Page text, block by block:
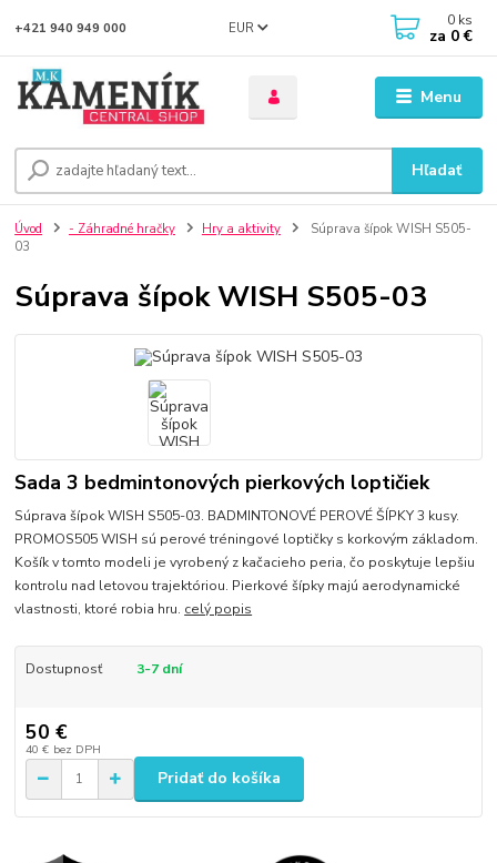
Menu
EUR
Hľadať
+421 940 949 000 0 ks
za 0 €
Úvod - Záhradné hračky Hry a aktivity
Súprava šípok WISH S505-
03
Súprava šípok WISH S505-03
Sada 3 bedmintonových pierkových loptičiek
Súprava šípok WISH S505-03. BADMINTONOVÉ PEROVÉ ŠÍPKY 3 kusy.
PROMOS505 WISH sú perové tréningové loptičky s korkovým základom.
Košík v tomto modeli je vyrobený z kačacieho peria, čo poskytuje lepšiu
kontrolu nad letovou trajektóriou. Pierkové šípky majú aerodynamické
vlastnosti, ktoré robia hru. celý popis
Dostupnosť 3-7 dní
50 €
40 € bez DPH
Pridať do košíka